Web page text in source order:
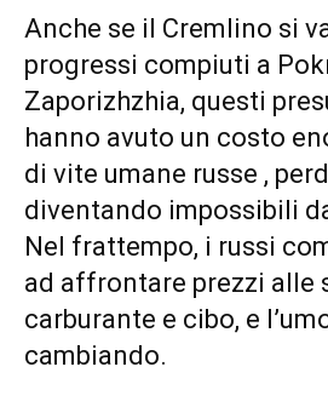
Anche se il Cremlino si
progressi compiuti a
Zaporizhzhia, questi
hanno avuto un costo
di vite umane russe ,
diventando impossibili
Nel frattempo, i russi
ad affrontare prezzi alle
carburante e cibo, e
cambiando.